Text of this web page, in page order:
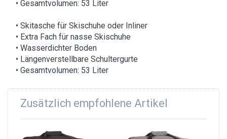
• Gesamtvolumen: 53 Liter
• Skitasche für Skischuhe oder Inliner
• Extra Fach für nasse Skischuhe
• Wasserdichter Boden
• Längenverstellbare Schultergurte
• Gesamtvolumen: 53 Liter
Zusätzlich empfohlene Artikel